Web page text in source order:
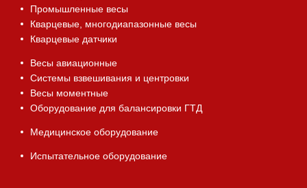
Промышленные весы
Кварцевые, многодиапазонные весы
Кварцевые датчики
Весы авиационные
Системы взвешивания и центровки
Весы моментные
Оборудование для балансировки ГТД
Медицинское оборудование
Испытательное оборудование